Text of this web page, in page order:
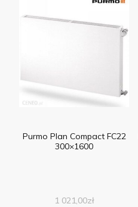
Purmo Plan Compact FC22
300×1600
1 021,00zł